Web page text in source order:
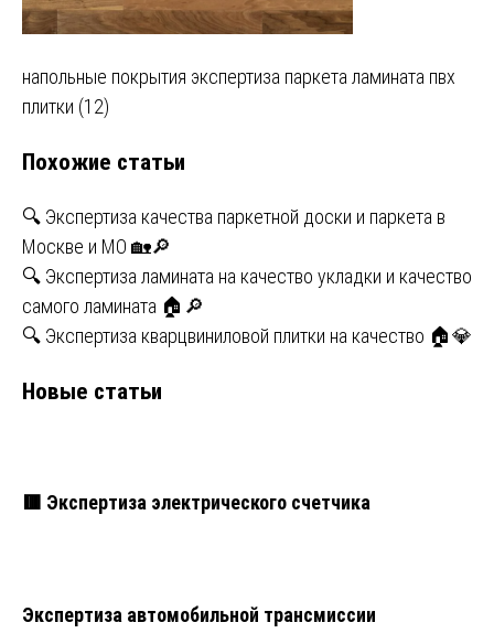
Навигация
записям
напольные покрытия экспертиза паркета ламината пвх
плитки (12)
Похожие статьи
🔍 Экспертиза качества паркетной доски и паркета в
Москве и МО 🏡🔎
🔍 Экспертиза ламината на качество укладки и качество
самого ламината 🏠🔎
🔍 Экспертиза кварцвиниловой плитки на качество 🏠💎
Новые статьи
🟥 Экспертиза электрического счетчика
Экспертиза автомобильной трансмиссии